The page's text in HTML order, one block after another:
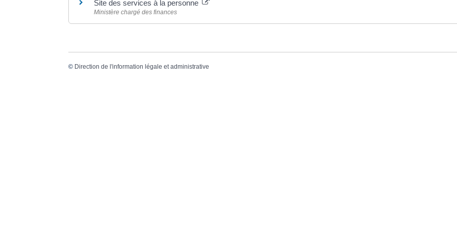
Site des services à la personne
Ministère chargé des finances
© Direction de l'information légale et administrative